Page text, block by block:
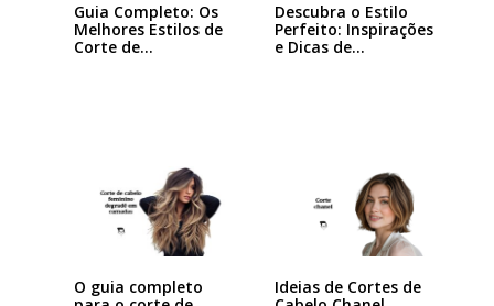
Guia Completo: Os
Melhores Estilos de
Corte de…
Descubra o Estilo
Perfeito: Inspirações
e Dicas de…
O guia completo
Ideias de Cortes de